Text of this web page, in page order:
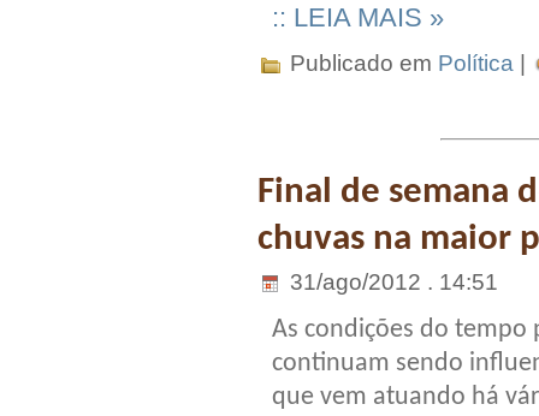
:: LEIA MAIS »
Publicado em Política |
Final de semana
chuvas na maior
31/ago/2012 . 14:51
As condições do tempo
continuam sendo
que vem atuando há